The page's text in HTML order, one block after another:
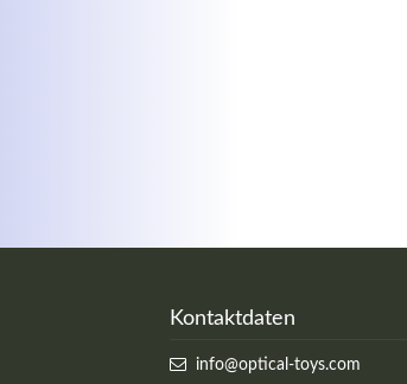
Kontaktdaten
info@optical-toys.com